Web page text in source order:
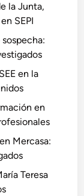
e
i
b
i
l
q
é
la Junta,
SEPI
en la
en
Mercasa:
Teresa